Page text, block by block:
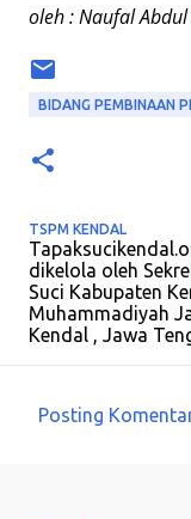
oleh : Naufal
BIDANG PEMBINAAN
TSPM KENDAL
dikelola oleh
Suci Kabupaten
Muhammadiyah
Kendal , Jawa
Posting